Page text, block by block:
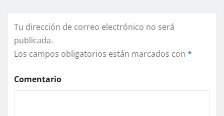
Tu dirección de correo electrónico no será
publicada.
Los campos obligatorios están marcados con *
Comentario